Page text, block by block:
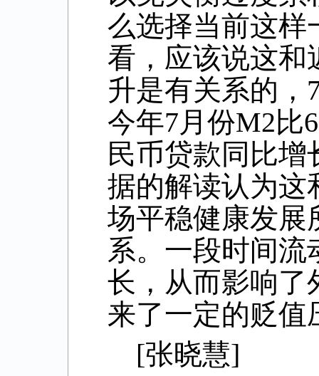
么选择当前这样
看，应该说这和
升是有关系的，
今年7月份M2比6
民币贷款同比增
据的解读认为这
场平稳健康发展
系。一段时间流
长，从而影响了
来了一定的贬值
[张晓慧]